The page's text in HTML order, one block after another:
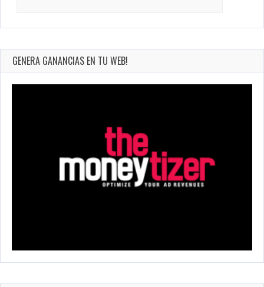
GENERA GANANCIAS EN TU WEB!